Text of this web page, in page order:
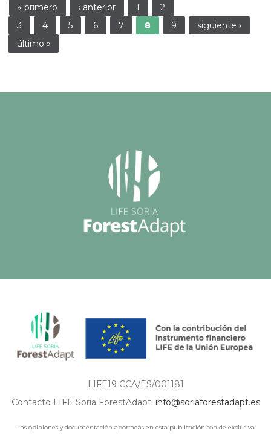
Páginas
« primero ‹ anterior 1
2
3
4 5 6 7 8 9
siguiente ›
último »
LIFE19 CCA/ES/001181
Contacto LIFE Soria ForestAdapt: info@soriaforestadapt.es
Las opiniones y documentación aportadas en esta publicación son de exclusiva